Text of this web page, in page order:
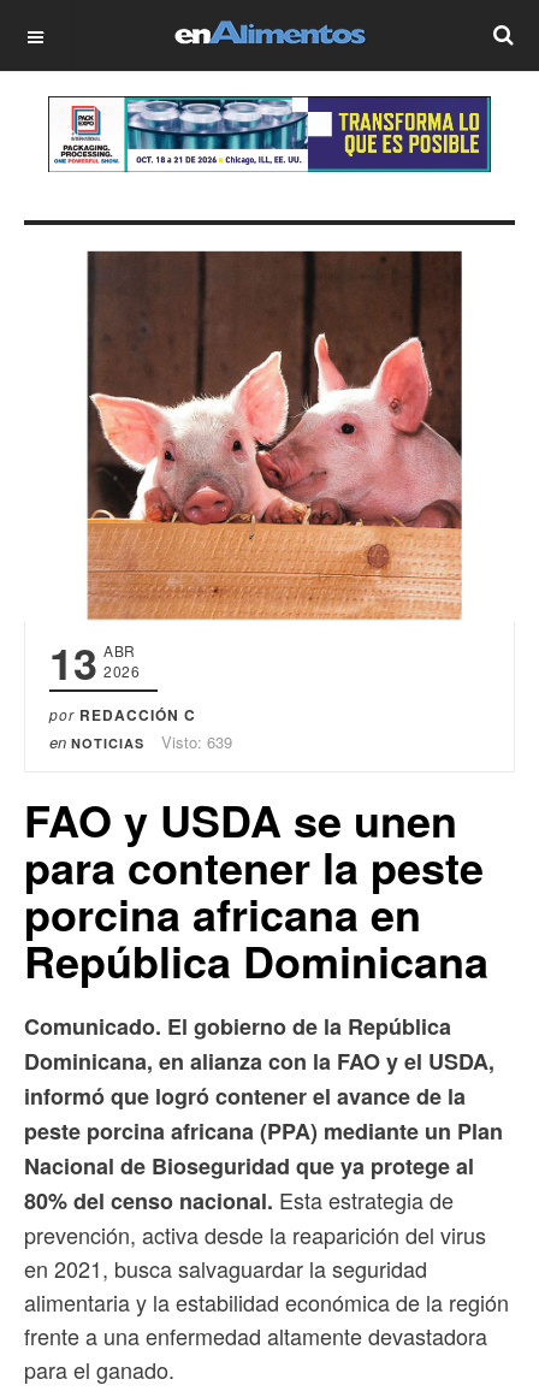
OFF CANVAS
13 ABR
2026
por REDACCIÓN C
en NOTICIAS Visto: 639
FAO y USDA se unen
para contener la peste
porcina africana en
República Dominicana
Comunicado. El gobierno de la República
Dominicana, en alianza con la FAO y el USDA,
informó que logró contener el avance de la
peste porcina africana (PPA) mediante un Plan
Nacional de Bioseguridad que ya protege al
80% del censo nacional. Esta estrategia de
prevención, activa desde la reaparición del virus
en 2021, busca salvaguardar la seguridad
alimentaria y la estabilidad económica de la región
frente a una enfermedad altamente devastadora
para el ganado.